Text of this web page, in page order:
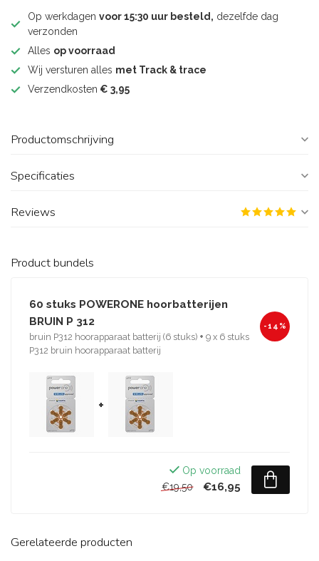
Op werkdagen voor 15:30 uur besteld, dezelfde dag
verzonden
Alles op voorraad
Wij versturen alles met Track & trace
Verzendkosten € 3,95
Productomschrijving
Specificaties
Reviews
Product bundels
60 stuks POWERONE hoorbatterijen
BRUIN P 312
bruin P312 hoorapparaat batterij (6 stuks) + 9 x 6 stuks
P312 bruin hoorapparaat batterij
-14%
+
Op voorraad
€19,50
€16,95
Gerelateerde producten